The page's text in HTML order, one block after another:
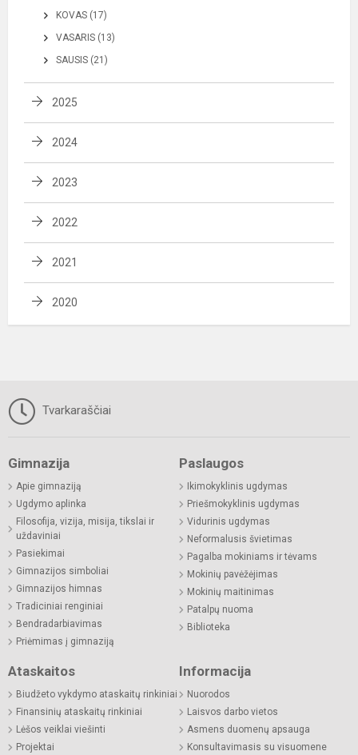
KOVAS (17)
VASARIS (13)
SAUSIS (21)
2025
2024
2023
2022
2021
2020
Tvarkaraščiai
Gimnazija
Apie gimnaziją
Ugdymo aplinka
Filosofija, vizija, misija, tikslai ir
uždaviniai
Pasiekimai
Gimnazijos simboliai
Gimnazijos himnas
Tradiciniai renginiai
Bendradarbiavimas
Priėmimas į gimnaziją
Paslaugos
Ikimokyklinis ugdymas
Priešmokyklinis ugdymas
Vidurinis ugdymas
Neformalusis švietimas
Pagalba mokiniams ir tėvams
Mokinių pavėžėjimas
Mokinių maitinimas
Patalpų nuoma
Biblioteka
Ataskaitos
Biudžeto vykdymo ataskaitų rinkiniai
Finansinių ataskaitų rinkiniai
Lėšos veiklai viešinti
Projektai
Informacija
Nuorodos
Laisvos darbo vietos
Asmens duomenų apsauga
Konsultavimasis su visuomene